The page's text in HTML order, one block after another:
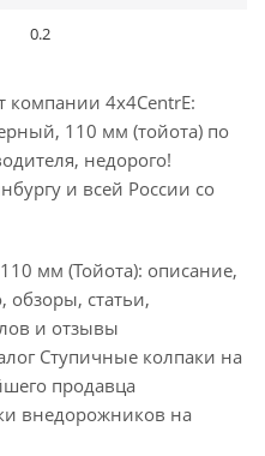
0.2
4x4CentrE:
110 мм (тойота) по
недорого!
и всей России со
мм (Тойота): описание,
обзоры, статьи,
и отзывы
Ступичные колпаки на
продавца
внедорожников на